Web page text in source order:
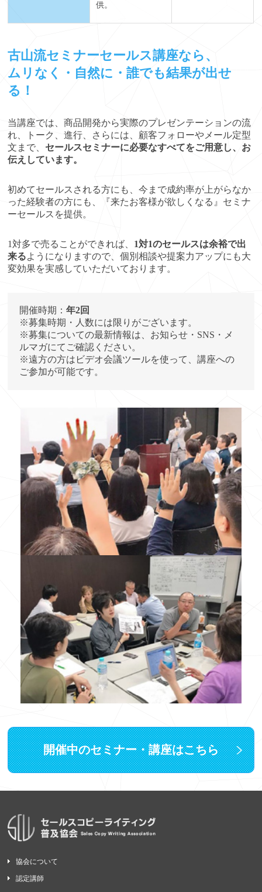
供。
古山流セミナーセールス講座なら、
ムリなく・自然に・誰でも結果が出せ
る！
当講座では、商品開発から実際のプレゼンテーションの流
れ、トーク、進行、さらには、顧客フォローやメール定型
文まで、 セールスセミナーに必要なすべてをご用意し、お
伝えしています。
初めてセールスされる方にも、今まで成約率が上がらなか
った経験者の方にも、『来たお客様が欲しくなる』セミナ
ーセールスを提供。
1対多で売ることができれば、 1対1のセールスは余裕で出
来るようになりますので、個別相談や提案力アップにも大
変効果を実感していただいております。
開催時期：年2回
※募集時期・人数には限りがございます。
※募集についての最新情報は、お知らせ・SNS・メ
ルマガにてご確認ください。
※遠方の方はビデオ会議ツールを使って、講座への
ご参加が可能です。
開催中のセミナー・講座はこちら
協会について
認定講師